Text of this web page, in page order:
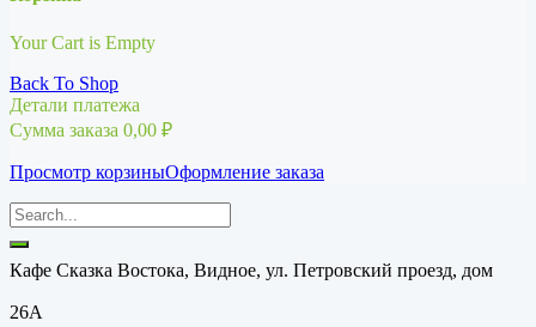
Your Cart is Empty
Back To Shop
Детали платежа
Сумма заказа 0,00 ₽
Просмотр корзиныОформление заказа
Кафе Сказка Востока, Видное, ул. Петровский проезд, дом
26А